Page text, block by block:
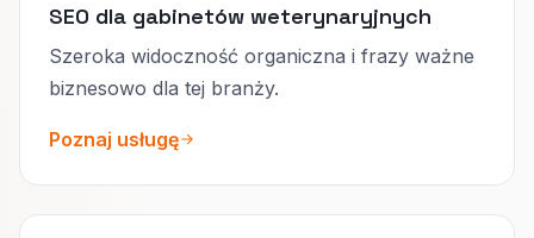
SEO dla gabinetów weterynaryjnych
Szeroka widoczność organiczna i frazy ważne
biznesowo dla tej branży.
Poznaj usługę